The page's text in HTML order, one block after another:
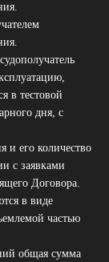
в тестовой
дня, с
и его количество
с заявками
Договора.
в виде
частью
общая сумма